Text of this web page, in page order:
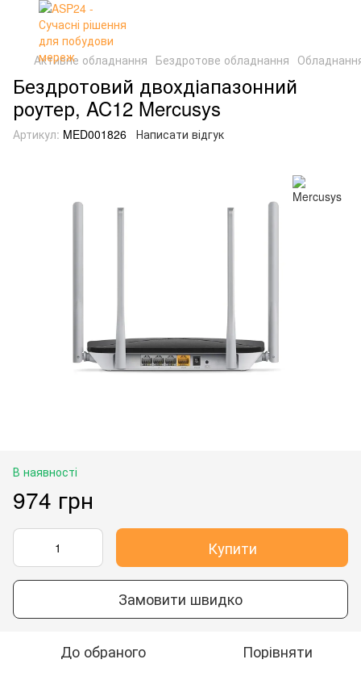
Активне обладнання Бездротове обладнання
Бездротовий двохдіапазонний
роутер, AC12 Mercusys
Артикул: MED001826 Написати відгук
В наявності
974 грн
Купити
Замовити швидко
До обраного Порівняти